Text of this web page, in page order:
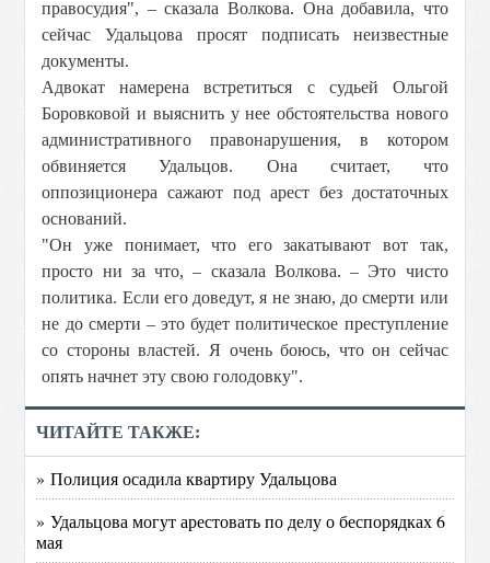
правосудия", – сказала Волкова. Она добавила, что
сейчас Удальцова просят подписать неизвестные
документы.
Адвокат намерена встретиться с судьей Ольгой
Боровковой и выяснить у нее обстоятельства нового
административного правонарушения, в котором
обвиняется Удальцов. Она считает, что
оппозиционера сажают под арест без достаточных
оснований.
"Он уже понимает, что его закатывают вот так,
просто ни за что, – сказала Волкова. – Это чисто
политика. Если его доведут, я не знаю, до смерти или
не до смерти – это будет политическое преступление
со стороны властей. Я очень боюсь, что он сейчас
опять начнет эту свою голодовку".
ЧИТАЙТЕ ТАКЖЕ:
» Полиция осадила квартиру Удальцова
» Удальцова могут арестовать по делу о беспорядках 6
мая